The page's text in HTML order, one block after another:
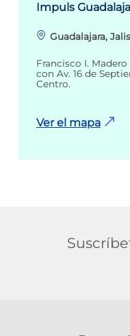
Impuls
Guadalajara,
Francisco I. Madero
con Av. 16 de
Centro.
Ver el mapa